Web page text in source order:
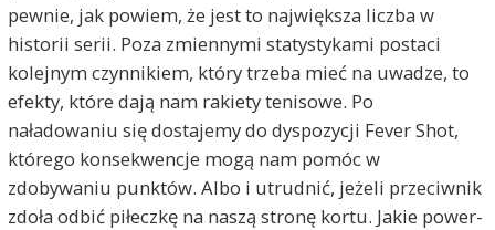
pewnie, jak powiem, że jest to największa liczba w
historii serii. Poza zmiennymi statystykami postaci
kolejnym czynnikiem, który trzeba mieć na uwadze, to
efekty, które dają nam rakiety tenisowe. Po
naładowaniu się dostajemy do dyspozycji Fever Shot,
którego konsekwencje mogą nam pomóc w
zdobywaniu punktów. Albo i utrudnić, jeżeli przeciwnik
zdoła odbić piłeczkę na naszą stronę kortu. Jakie power-